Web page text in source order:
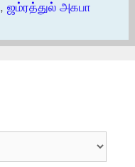
,ஜம்ரத்துல் அகபா